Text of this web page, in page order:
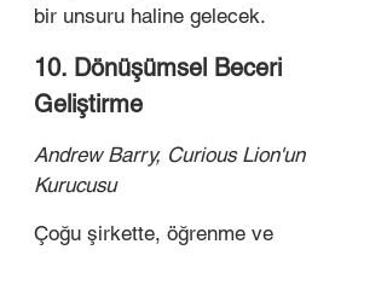
bir unsuru haline gelecek.
10. Dönüşümsel Beceri
Geliştirme
Andrew Barry, Curious Lion'un
Kurucusu
Çoğu şirkette, öğrenme ve